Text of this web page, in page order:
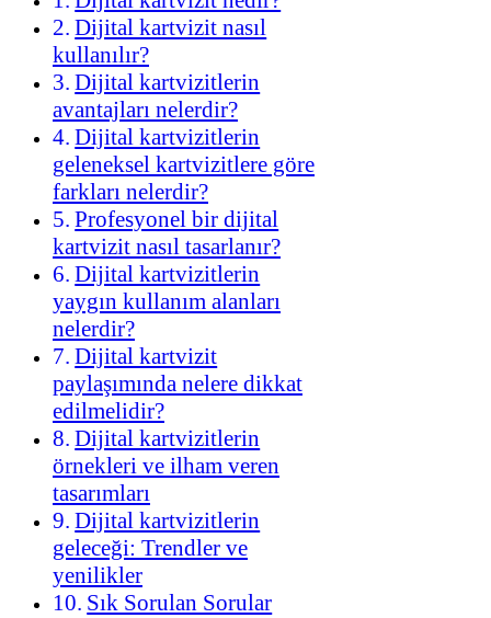
Dijital kartvizit nasıl
kullanılır?
Dijital kartvizitlerin
avantajları nelerdir?
Dijital kartvizitlerin
geleneksel kartvizitlere göre
farkları nelerdir?
Profesyonel bir dijital
kartvizit nasıl tasarlanır?
Dijital kartvizitlerin
yaygın kullanım alanları
nelerdir?
Dijital kartvizit
paylaşımında nelere dikkat
edilmelidir?
Dijital kartvizitlerin
örnekleri ve ilham veren
tasarımları
Dijital kartvizitlerin
geleceği: Trendler ve
yenilikler
Sık Sorulan Sorular